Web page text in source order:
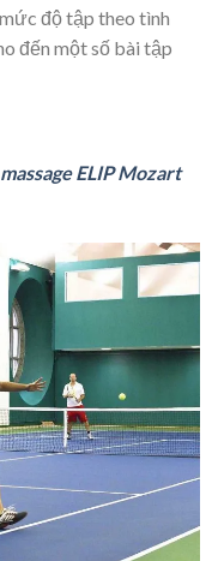
độ tập theo tình
đến một số bài tập
ELIP Mozart